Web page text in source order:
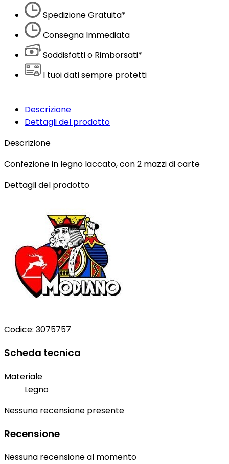
Spedizione Gratuita*
Consegna Immediata
Soddisfatti o Rimborsati*
I tuoi dati sempre protetti
Descrizione
Dettagli del prodotto
Descrizione
Confezione in legno laccato, con 2 mazzi di carte
Dettagli del prodotto
Codice: 3075757
Scheda tecnica
Materiale
Legno
Nessuna recensione presente
Recensione
Nessuna recensione al momento